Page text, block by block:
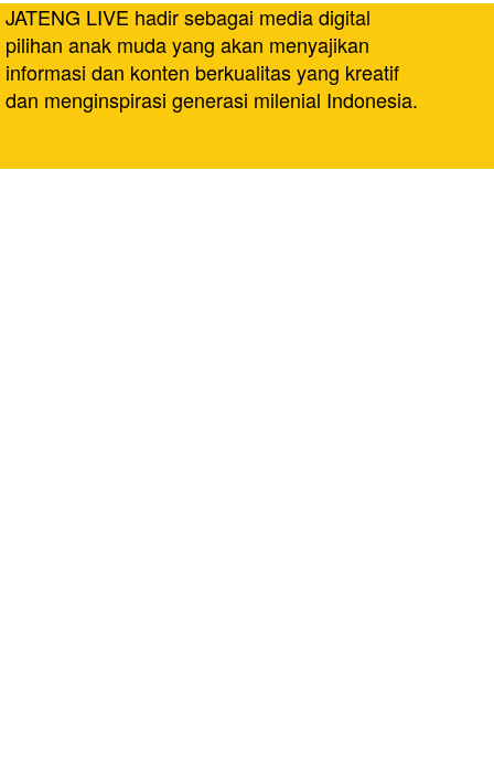
JATENG LIVE hadir sebagai media digital
pilihan anak muda yang akan menyajikan
informasi dan konten berkualitas yang kreatif
dan menginspirasi generasi milenial Indonesia.